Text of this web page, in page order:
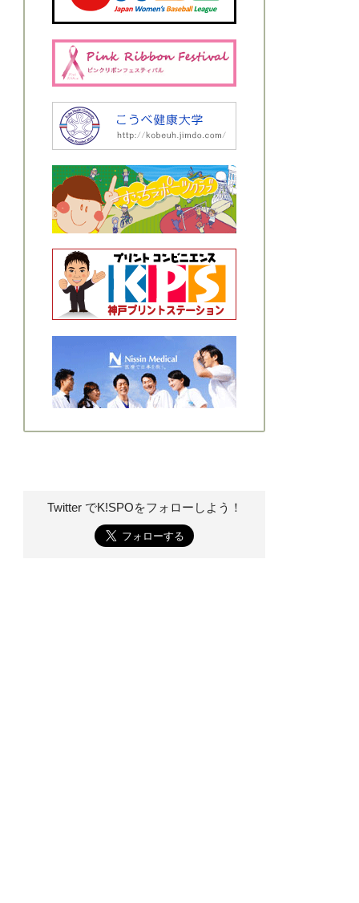
Twitter でK!SPOをフォローしよう！